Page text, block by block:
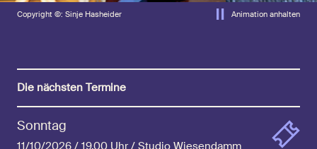
Copyright ©: Sinje Hasheider Animation anhalten
Die nächsten Termine
Sonntag
11/10/2026 / 19.00 Uhr / Studio Wiesendamm